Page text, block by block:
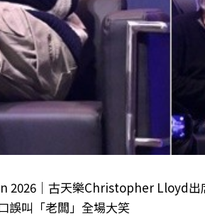
2026｜古天樂Christopher Lloyd出
誤叫「老闆」全場大笑